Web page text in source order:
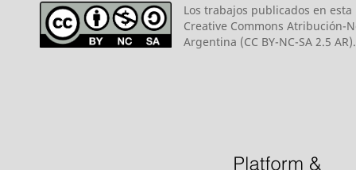
Los trabajos publicados en
Creative Commons Atribución-
Argentina (CC BY-NC-SA 2.5 AR).